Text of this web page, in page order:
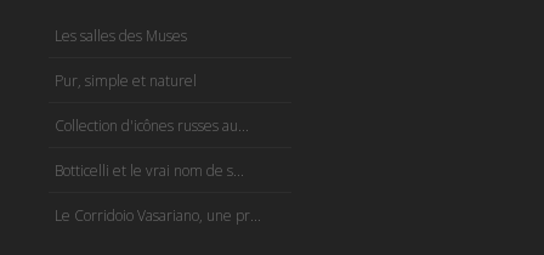
Les salles des Muses
Pur, simple et naturel
Collection d'icônes russes au...
Botticelli et le vrai nom de s...
Le Corridoio Vasariano, une pr...